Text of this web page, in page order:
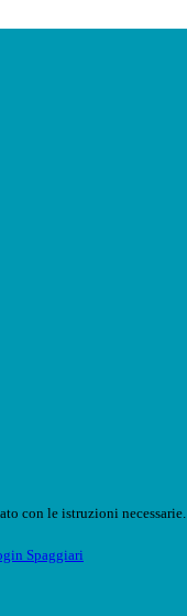
con le istruzioni necessarie.
Spaggiari